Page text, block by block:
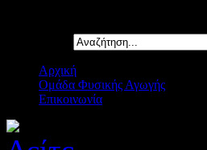
Αρχική
Ομάδα Φυσικής Αγωγής
Επικοινωνία